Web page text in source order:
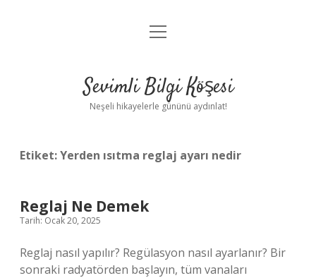
Anasayfa
Yasal Uyarı
menüyü
Sevimli Bilgi Köşesi
Neşeli hikayelerle gününü aydınlat!
Etiket:Yerden ısıtma reglaj ayarı nedir
Reglaj Ne Demek
Tarih: Ocak 20, 2025
Reglaj nasıl yapılır? Regülasyon nasıl ayarlanır? Bir
sonraki radyatörden başlayın, tüm vanaları